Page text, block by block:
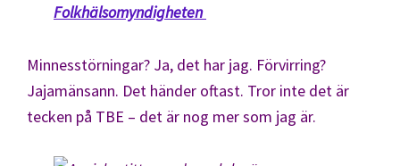
Folkhälsomyndigheten
Minnesstörningar? Ja, det har jag. Förvirring?
Jajamänsann. Det händer oftast. Tror inte det är
tecken på TBE – det är nog mer som jag är.